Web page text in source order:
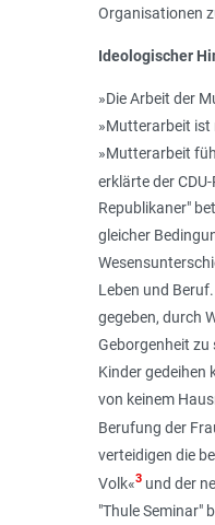
Organisationen
Ideologischer
»Die Arbeit der
»Mutterarbeit ist
»Mutterarbeit
erklärte der
Republikaner"
gleicher
Leben und
gegeben, durch
Geborgenheit zu
Kinder gedeihen
von keinem
Berufung der
verteidigen die
Volk«3und der
"Thule Seminar"